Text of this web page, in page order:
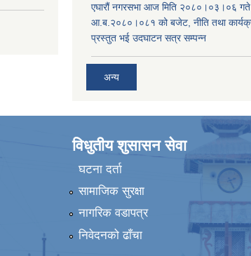
एघारौं नगरसभा आज मिति २०८०।०३।०६ गते
आ.ब.२०८०।०८१ को बजेट, नीति तथा
प्रस्तुत भई उदघाटन सत्र सम्पन्न
अन्य
विधुतीय शुसासन सेवा
घटना दर्ता
सामाजिक सुरक्षा
नागरिक वडापत्र
निवेदनको ढाँचा